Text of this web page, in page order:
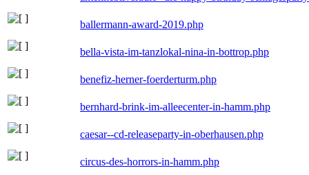
ballermann-award-2019.php
bella-vista-im-tanzlokal-nina-in-bottrop.php
benefiz-herner-foerderturm.php
bernhard-brink-im-alleecenter-in-hamm.php
caesar--cd-releaseparty-in-oberhausen.php
circus-des-horrors-in-hamm.php